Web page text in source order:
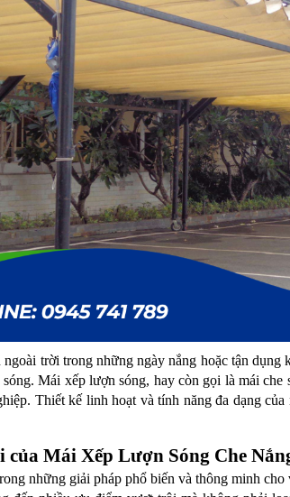
trời trong những ngày nắng hoặc tận
Mái xếp lượn sóng, hay còn gọi là mái
Thiết kế linh hoạt và tính năng đa dạng
Mái Xếp Lượn Sóng Che
những giải pháp phổ biến và thông minh